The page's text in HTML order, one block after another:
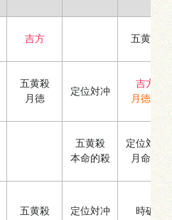
吉方 五黄殺
五黄殺
月徳
定位対冲
吉方
月徳合
五黄殺
本命的殺
定位対冲
月命殺
五黄殺 定位対冲 時破